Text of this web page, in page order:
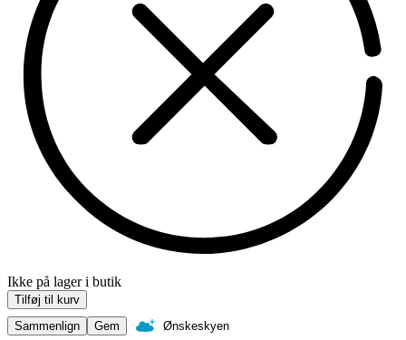
Ikke på lager i butik
Tilføj til kurv
Sammenlign
Gem Ønskeskyen